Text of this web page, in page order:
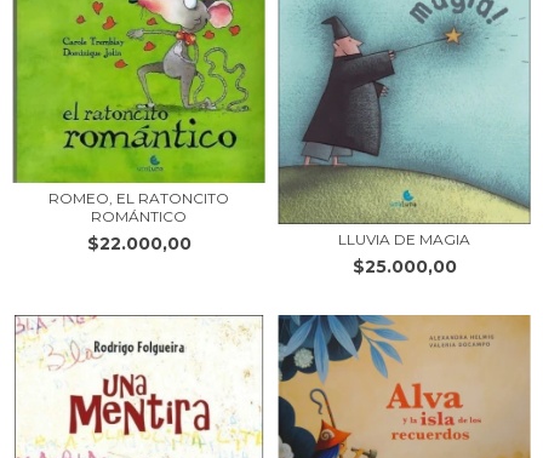
ROMEO, EL RATONCITO
ROMÁNTICO
$22.000,00 LLUVIA DE MAGIA
$25.000,00